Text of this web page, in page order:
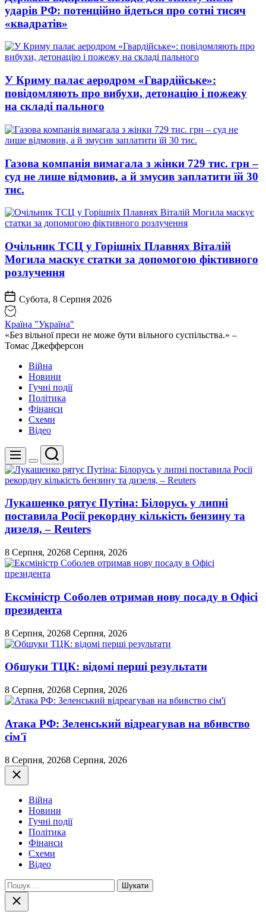
ударів РФ: потенційно йдеться про сотні тисяч
«квадратів»
У Криму палає аеродром «Гвардійське»:
повідомляють про вибухи, детонацію і пожежу
на складі пального
Газова компанія вимагала з жінки 729 тис. грн –
суд не лише відмовив, а й змусив заплатити їй 30
тис.
Очільник ТСЦ у Горішніх Плавнях Віталій
Могила маскує статки за допомогою фіктивного
розлучення
Субота, 8 Серпня 2026
Країна "Україна"
«Без вільної преси не може бути вільного суспільства.» –
Томас Джефферсон
Війна
Новини
Гучні події
Політика
Фінанси
Схеми
Відео
Меню
Перемикач
кольорового
режиму
Пошук
Лукашенко рятує Путіна: Білорусь у липні
поставила Росії рекордну кількість бензину та
дизеля, – Reuters
8 Серпня, 20268 Серпня, 2026
Ексміністр Соболев отримав нову посаду в Офісі
президента
8 Серпня, 20268 Серпня, 2026
Обшуки ТЦК: відомі перші результати
8 Серпня, 20268 Серпня, 2026
Атака РФ: Зеленський відреагував на вбивство
сім'ї
8 Серпня, 20268 Серпня, 2026
Закрити
Війна
Новини
Гучні події
Політика
Фінанси
Схеми
Відео
Пошук:
Закрити
пошук